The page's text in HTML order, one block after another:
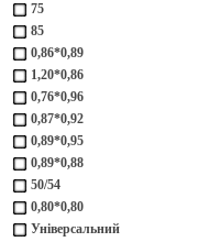
75
85
0,86*0,89
1,20*0,86
0,76*0,96
0,87*0,92
0,89*0,95
0,89*0,88
50/54
0,80*0,80
Універсальний